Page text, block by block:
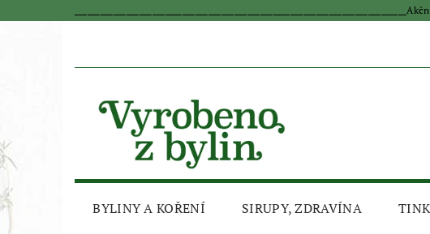
BYLINY A KOŘENÍ SIRUPY, ZDRAVÍNA